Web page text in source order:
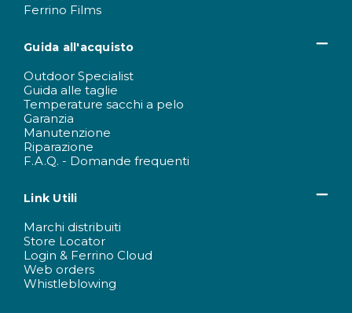
Ferrino Films
Guida all'acquisto
Outdoor Specialist
Guida alle taglie
Temperature sacchi a pelo
Garanzia
Manutenzione
Riparazione
F.A.Q. - Domande frequenti
Link Utili
Marchi distribuiti
Store Locator
Login & Ferrino Cloud
Web orders
Whistleblowing